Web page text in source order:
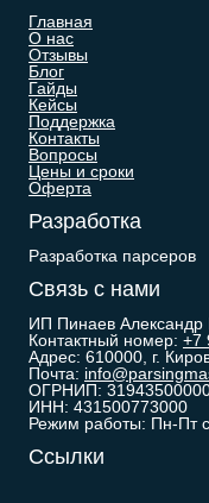
Главная
О нас
Отзывы
Блог
Гайды
Кейсы
Поддержка
Контакты
Вопросы
Цены и сроки
Оферта
Разработка
Разработка парсеров
Связь с нами
ИП Пинаев Александр
Контактный номер: +7
Адрес: 610000, г.
Почта:
ОГРНИП:
ИНН: 431500773000
Режим работы: Пн-Пт
Ссылки